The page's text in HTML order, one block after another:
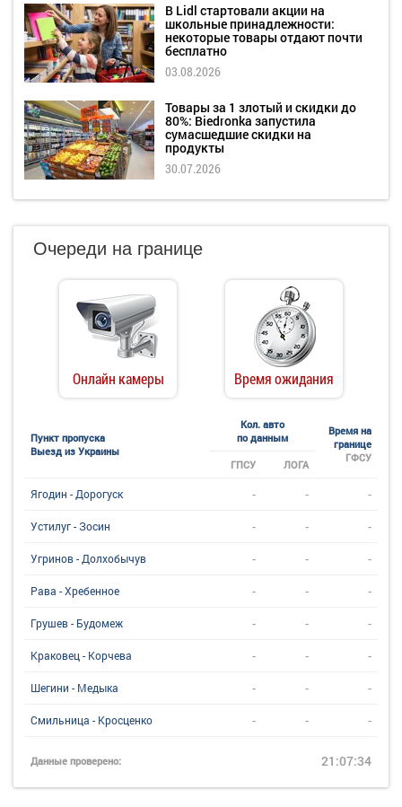
В Lidl стартовали акции на
школьные принадлежности:
некоторые товары отдают почти
бесплатно
03.08.2026
Товары за 1 злотый и скидки до
80%: Biedronka запустила
сумасшедшие скидки на
продукты
30.07.2026
Очереди на границе
Онлайн камеры Время ожидания
Пункт пропуска
Выезд из Украины
Кол. авто
по данным
Время на
границе
ГФСУ
ГПСУ ЛОГА
Ягодин - Дорогуск - - -
Устилуг - Зосин - - -
Угринов - Долхобычув - - -
Рава - Хребенное - - -
Грушев - Будомеж - - -
Краковец - Корчева - - -
Шегини - Медыка - - -
Смильница - Кросценко - - -
Данные проверено: 21:07:34